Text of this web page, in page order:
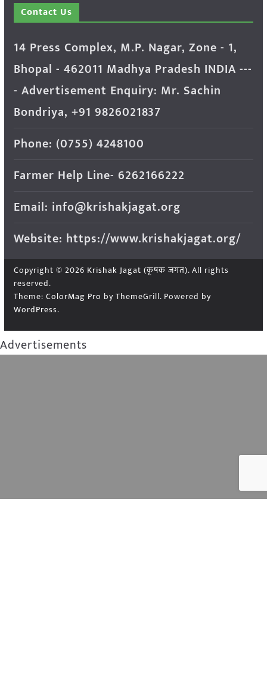
Contact Us
14 Press Complex, M.P. Nagar, Zone - 1,
Bhopal - 462011 Madhya Pradesh INDIA ---
- Advertisement Enquiry: Mr. Sachin
Bondriya, +91 9826021837
Phone: (0755) 4248100
Farmer Help Line- 6262166222
Email: info@krishakjagat.org
Website: https://www.krishakjagat.org/
Copyright © 2026 Krishak Jagat (कृषक जगत). All rights
reserved.
Theme: ColorMag Pro by ThemeGrill. Powered by
WordPress.
Advertisements